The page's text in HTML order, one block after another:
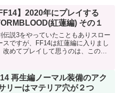
FF14】2020年にプレイする
紅蓮編) その１
伝説3をやっていたこともありスロー
スですが、FF14は紅蓮編に入りまし
改めてプレイして思うのは、この紅
にも関わらず「生々しい」というこ
す。冒頭のアラ...
再生編ノーマル装備のアク
リーはマテリア穴が２つ